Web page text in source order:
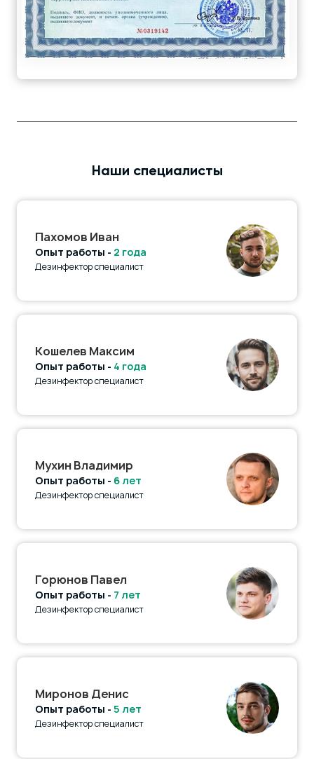
Наши специалисты
Пахомов Иван
Опыт работы - 2 года
Дезинфектор специалист
Кошелев Максим
Опыт работы - 4 года
Дезинфектор специалист
Мухин Владимир
Опыт работы - 6 лет
Дезинфектор специалист
Горюнов Павел
Опыт работы - 7 лет
Дезинфектор специалист
Миронов Денис
Опыт работы - 5 лет
Дезинфектор специалист